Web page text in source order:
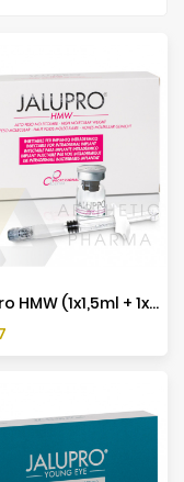
Jalupro HMW (1x1,5ml + 1x1ml)